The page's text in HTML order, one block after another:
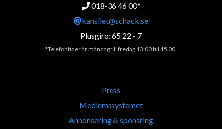
018-36 46 00*
kansliet@schack.se
Plusgiro: 65 22 - 7
*Telefontider är måndag till fredag 13:00 till 15.00.
Press
Medlemssystemet
Annonsering & sponsring